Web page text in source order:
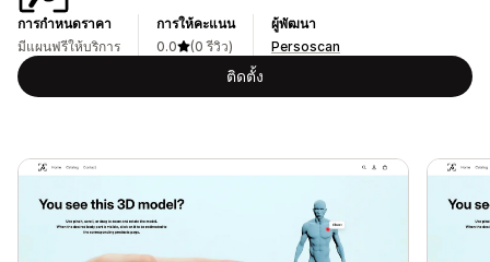
การกำหนดราคา
มีแผนฟรีให้บริการ
การให้คะแนน
0.0
(0 รีวิว)
ผู้พัฒนา
Persoscan
ติดตั้ง